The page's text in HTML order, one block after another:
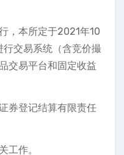
，本所定于2021年10
交易系统（含竞价撮
交易平台和固定收益
券登记结算有限责任
工作。